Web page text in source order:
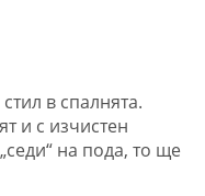
в спалнята.
и с изчистен
на пода, то ще